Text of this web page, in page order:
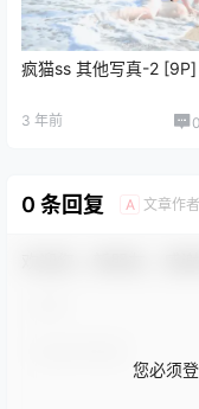
疯猫ss 其他写真-2 [9P]
3 年前 0
0 条回复 A 文章作者
您必须